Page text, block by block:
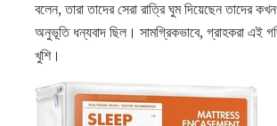
বলেন, তারা তাদের সেরা রাত্রি ঘুম দিয়েছেন তাদের
অনুভূতি ধন্যবাদ ছিল। সামগ্রিকভাবে, গ্রাহকরা এই
খুশি।